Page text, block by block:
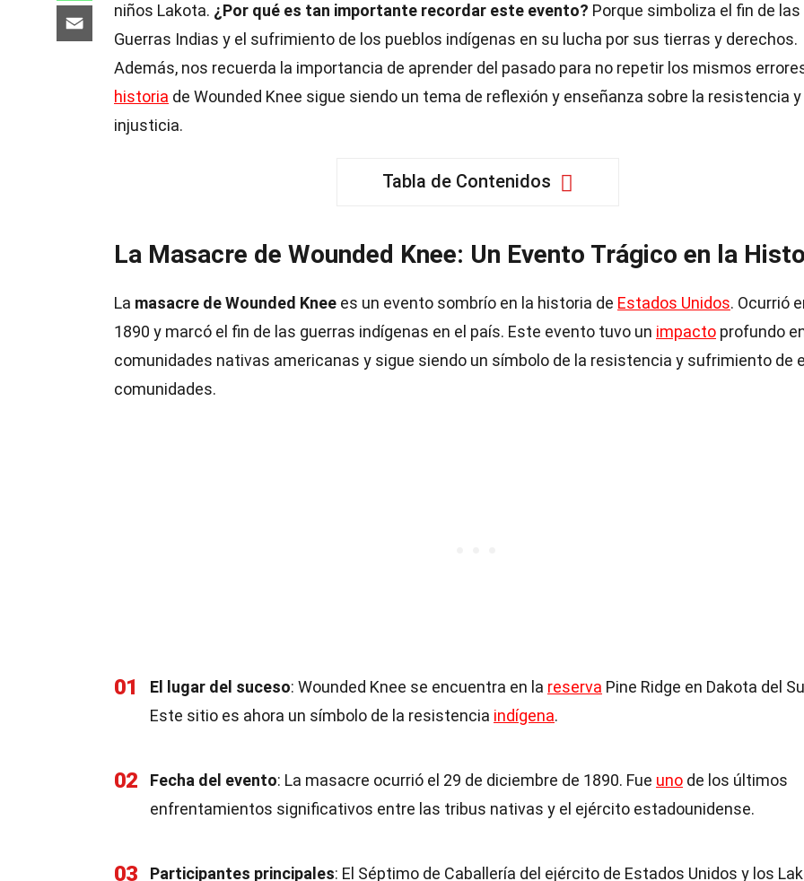
niños Lakota. ¿Por qué es tan importante recordar este evento? Porque simboliza el fin de las
Guerras Indias y el sufrimiento de los pueblos indígenas en su lucha por sus tierras y derechos.
Además, nos recuerda la importancia de aprender del pasado para no repetir los mismos
historia de Wounded Knee sigue siendo un tema de reflexión y enseñanza sobre la resistencia y
injusticia.
Tabla de Contenidos
La Masacre de Wounded Knee: Un Evento Trágico en la
La masacre de Wounded Knee es un evento sombrío en la historia de Estados Unidos. Ocurrió
1890 y marcó el fin de las guerras indígenas en el país. Este evento tuvo un impacto profundo
comunidades nativas americanas y sigue siendo un símbolo de la resistencia y sufrimiento de
comunidades.
01 El lugar del suceso: Wounded Knee se encuentra en la reserva Pine Ridge en Dakota del
Este sitio es ahora un símbolo de la resistencia indígena.
02 Fecha del evento: La masacre ocurrió el 29 de diciembre de 1890. Fue uno de los últimos
enfrentamientos significativos entre las tribus nativas y el ejército estadounidense.
03 Participantes principales: El Séptimo de Caballería del ejército de Estados Unidos y los